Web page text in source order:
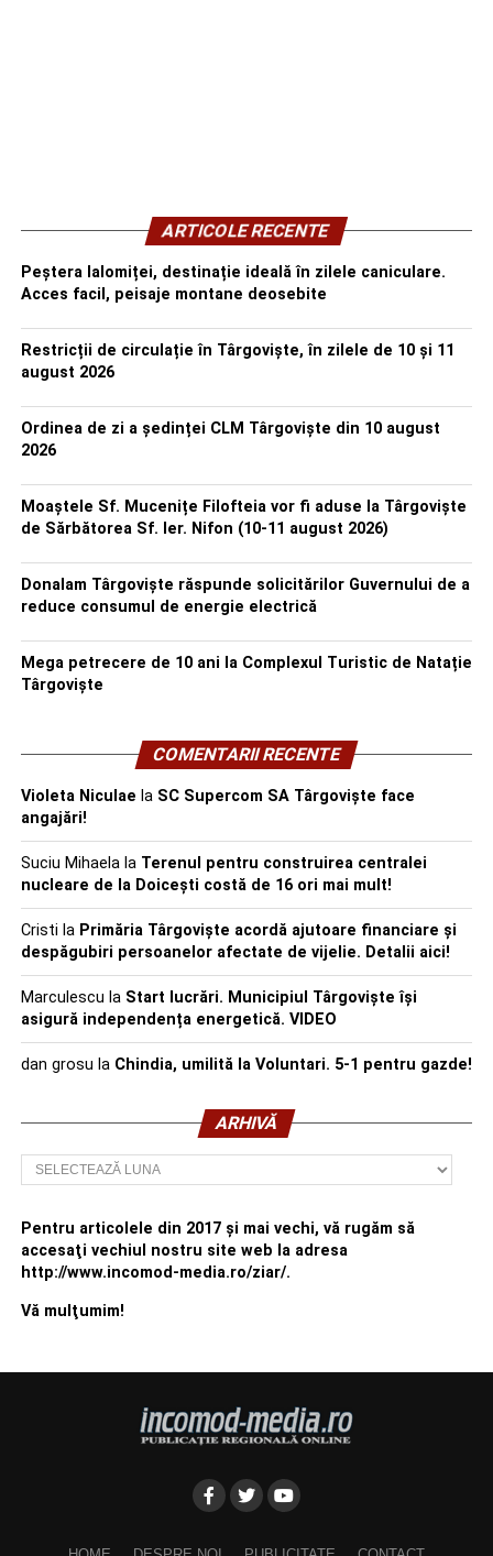
ARTICOLE RECENTE
Peștera Ialomiței, destinație ideală în zilele caniculare.
Acces facil, peisaje montane deosebite
Restricții de circulație în Târgoviște, în zilele de 10 și 11
august 2026
Ordinea de zi a ședinței CLM Târgoviște din 10 august
2026
Moaștele Sf. Mucenițe Filofteia vor fi aduse la Târgoviște
de Sărbătorea Sf. Ier. Nifon (10-11 august 2026)
Donalam Târgoviște răspunde solicitărilor Guvernului de a
reduce consumul de energie electrică
Mega petrecere de 10 ani la Complexul Turistic de Natație
Târgoviște
COMENTARII RECENTE
Violeta Niculae la SC Supercom SA Târgoviște face
angajări!
Suciu Mihaelala Terenul pentru construirea centralei
nucleare de la Doicești costă de 16 ori mai mult!
Cristi la Primăria Târgoviște acordă ajutoare financiare și
despăgubiri persoanelor afectate de vijelie. Detalii aici!
Marculescu la Start lucrări. Municipiul Târgoviște își
asigură independența energetică. VIDEO
dan grosu la Chindia, umilită la Voluntari. 5-1 pentru gazde!
ARHIVĂ
Arhivă
Pentru articolele din 2017 şi mai vechi, vă rugăm să
accesaţi vechiul nostru site web la adresa
http://www.incomod-media.ro/ziar/.
Vă mulţumim!